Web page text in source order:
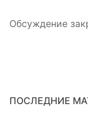
Обсуждение
ПОСЛЕДНИЕ